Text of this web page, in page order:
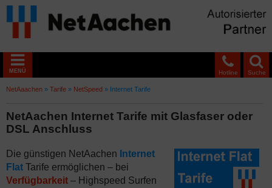
Suche
Hotline
MENÜ
NetAaachen » Tarife » NetSpeed » Internet Tarife
NetAachen Internet Tarife mit Glasfaser oder
DSL Anschluss
Die günstigen NetAachen Internet
Flat Tarife ermöglichen – bei
Verfügbarkeit – Highspeed Surfen